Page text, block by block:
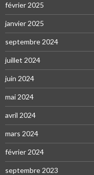
février 2025
janvier 2025
septembre 2024
juillet 2024
juin 2024
mai 2024
avril 2024
mars 2024
février 2024
septembre 2023